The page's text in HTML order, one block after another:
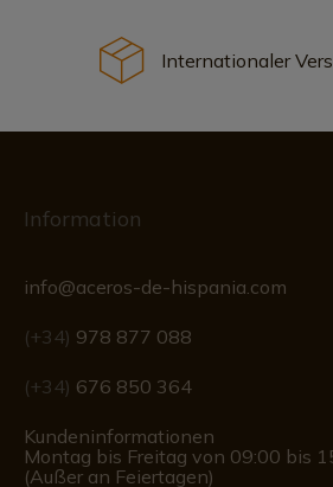
Internationaler
Information
info@aceros-de-hispania.com
(+34) 978 877 088
(+34) 676 850 364
Kundeninformationen
Montag bis Freitag von 09:00 bis
(Außer an Feiertagen)